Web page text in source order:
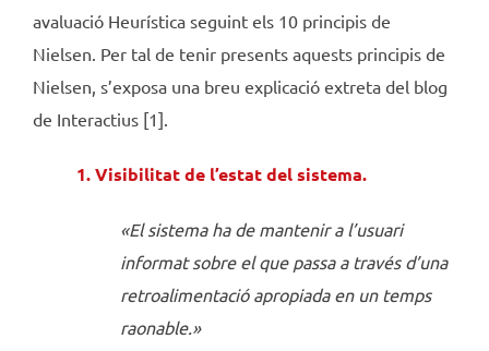
avaluació Heurística seguint els 10 principis de
Nielsen. Per tal de tenir presents aquests principis de
Nielsen, s’exposa una breu explicació extreta del blog
de Interactius [1].
1. Visibilitat de l’estat del sistema.
«El sistema ha de mantenir a l’usuari
informat sobre el que passa a través d’una
retroalimentació apropiada en un temps
raonable.»